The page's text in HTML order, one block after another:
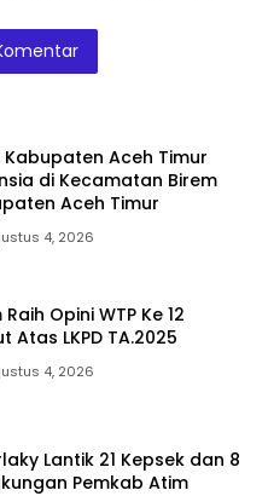
Terima Layanan
Kabupaten Aceh Timur
di Kecamatan Birem
Aceh Timur
4, 2026
Opini WTP Ke 12
LKPD TA.2025
4, 2026
Lantik 21 Kepsek dan 8
Pemkab Atim